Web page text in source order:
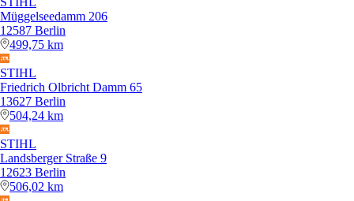
Müggelseedamm 206
12587 Berlin
499,75 km
STIHL
Friedrich Olbricht Damm 65
13627 Berlin
504,24 km
STIHL
Landsberger Straße 9
12623 Berlin
506,02 km